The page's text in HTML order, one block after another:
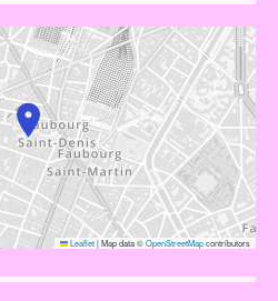
Leaflet|Map data ©OpenStreetMapcontributors